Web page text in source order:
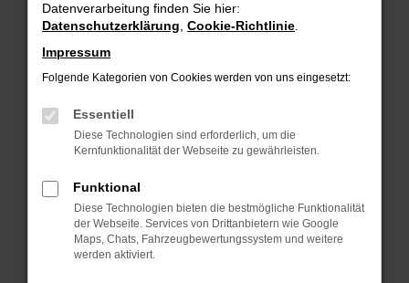
Internetverbindung.
Laden andere Webseiten, zum Beispiel deine
Suchmaschine?
Prüfe deine Browsererweiterungen.
das Laden bestimmter Seiten verhindern.
Funktioniert die Seite in einem anderen Browser
oder in einem privaten Fenster?
Das kann manchmal helfen, vorübergehende
Probleme zu beheben.
Stelle sicher, dass dein Browser und dein
Betriebssystem auf dem neuesten Stand sind.
Datenverarbeitung finden Sie hier:
Datenschutzerklärung Cookie-Richtlinie
Impressum
Folgende Kategorien von Cookies werden von uns eingesetzt:
Essentiell
Diese Technologien sind erforderlich, um die
Kernfunktionalität der Webseite zu gewährleisten.
Funktional
Diese Technologien bieten die bestmögliche Funktionalität
der Webseite. Services von Drittanbietern wie Google
Maps, Chats, Fahrzeugbewertungssystem und weitere
werden aktiviert.